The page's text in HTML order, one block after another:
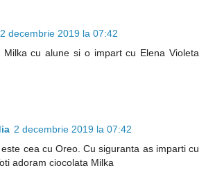
2 decembrie 2019 la 07:42
Milka cu alune si o impart cu Elena Violeta
2 decembrie 2019 la 07:42
cea cu Oreo. Cu siguranta as imparti cu
adoram ciocolata Milka